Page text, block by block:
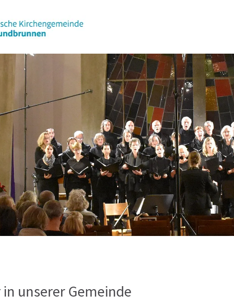
unserer Gemeinde